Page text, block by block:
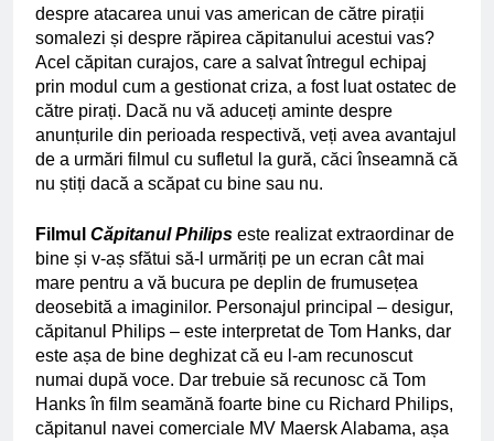
despre atacarea unui vas american de către pirații
somalezi și despre răpirea căpitanului acestui vas?
Acel căpitan curajos, care a salvat întregul echipaj
prin modul cum a gestionat criza, a fost luat ostatec de
către pirați. Dacă nu vă aduceți aminte despre
anunțurile din perioada respectivă, veți avea avantajul
de a urmări filmul cu sufletul la gură, căci înseamnă că
nu știți dacă a scăpat cu bine sau nu.
Filmul Căpitanul Philips este realizat extraordinar de
bine și v-aș sfătui să-l urmăriți pe un ecran cât mai
mare pentru a vă bucura pe deplin de frumusețea
deosebită a imaginilor. Personajul principal – desigur,
căpitanul Philips – este interpretat de Tom Hanks, dar
este așa de bine deghizat că eu l-am recunoscut
numai după voce. Dar trebuie să recunosc că Tom
Hanks în film seamănă foarte bine cu Richard Philips,
căpitanul navei comerciale MV Maersk Alabama, așa